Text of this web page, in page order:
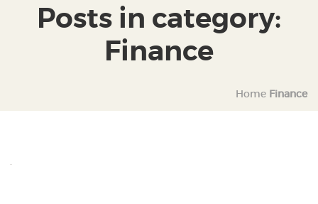
Posts in category:
Finance
Home Finance